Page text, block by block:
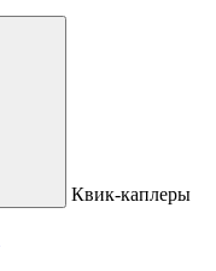
Квик-каплеры